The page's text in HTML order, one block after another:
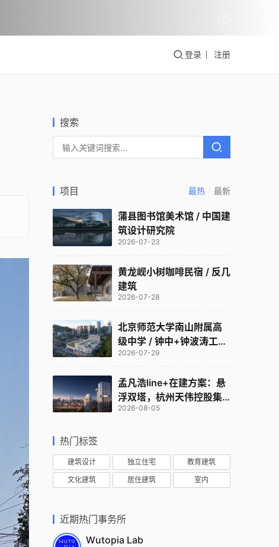
登录 注册
搜索
项目 最热 最新
蒲县图书馆美术馆 / 中国建
筑设计研究院
2026-07-23
黄龙岘小树咖啡民宿 / 反几
建筑
2026-07-28
北京师范大学南山附属高
级中学 / 钟中+钟波涛工作
室
2026-07-29
孟凡浩line+在建方案：悬
浮双塔，杭州天伟控股集
团总部
2026-08-05
热门标签
建筑设计 独立住宅 教育建筑
文化建筑 居住建筑 室内
近期热门事务所
Wutopia Lab